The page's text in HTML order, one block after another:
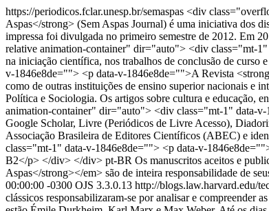
https://periodicos.fclar.unesp.br/semaspas <div
Aspas</strong> (Sem Aspas Journal) é uma iniciativa dos
impressa foi divulgada no primeiro semestre de 2012. Em
relative animation-container" dir="auto"> <div class="mt-1"
na iniciação científica, nos trabalhos de conclusão de
v-1846e8de=""> <p data-v-1846e8de="">A Revista
como de outras instituições de ensino superior nacionais e
Política e Sociologia. Os artigos sobre cultura e educação,
animation-container" dir="auto"> <div class="mt-1" data-v-
Google Scholar, Livre (Periódicos de Livre Acesso),
Associação Brasileira de Editores Científicos (ABEC) e
class="mt-1" data-v-1846e8de=""> <p data-v-
B2</p> </div> </div> pt-BR Os manuscritos aceitos e
Aspas</strong></em> são de inteira responsabilidade de
00:00:00 -0300 OJS 3.3.0.13 http://blogs.law.harvard.edu/
clássicos responsabilizaram-se por analisar e compreender